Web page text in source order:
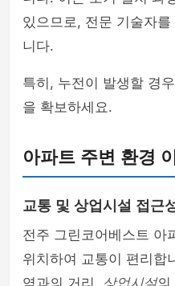
있으므로, 전문 기술자
니다.
특히, 누전이 발생할 경
을 확보하세요.
아파트 주변 환경
교통 및 상업시설 접근
전주 그린코어베스트 아
위치하여 교통이 편리합
역과의 거리, 상업시설의